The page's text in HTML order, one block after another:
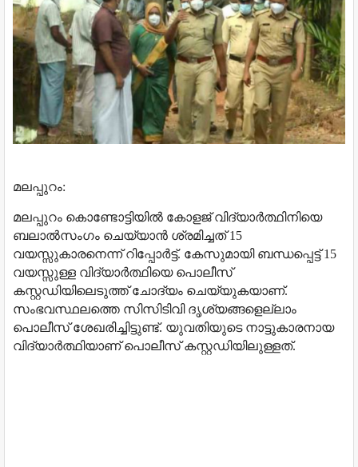
മലപ്പുറം:
മലപ്പുറം കൊണ്ടോട്ടിയില്‍ കോളജ് വിദ്യാര്‍ത്ഥിനിയെ
ബലാല്‍സംഗം ചെയ്യാന്‍ ശ്രമിച്ചത് 15
വയസ്സുകാരനെന്ന് റിപ്പോർട്ട്. കേസുമായി ബന്ധപ്പെട്ട് 15
വയസ്സുള്ള വിദ്യാര്‍ത്ഥിയെ പൊലീസ്
കസ്റ്റഡിയിലെടുത്ത് ചോദ്യം ചെയ്യുകയാണ്.
സംഭവസ്ഥലത്തെ സിസിടിവി ദൃശ്യങ്ങളെല്ലാം
പൊലീസ് ശേഖരിച്ചിട്ടുണ്ട്. യുവതിയുടെ നാട്ടുകാരനായ
വിദ്യാര്‍ത്ഥിയാണ് പൊലീസ് കസ്റ്റഡിയിലുള്ളത്.